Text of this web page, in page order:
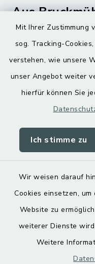
Mit Ihrer Zustimmung
sog. Tracking-
verstehen, wie unsere
unser Angebot weiter
hierfür können Sie
Ich stimme zu
Wir weisen darauf
Cookies einsetzen,
Website zu
weiterer Dienste
Weitere
Aus
Digitaler Ortsplan